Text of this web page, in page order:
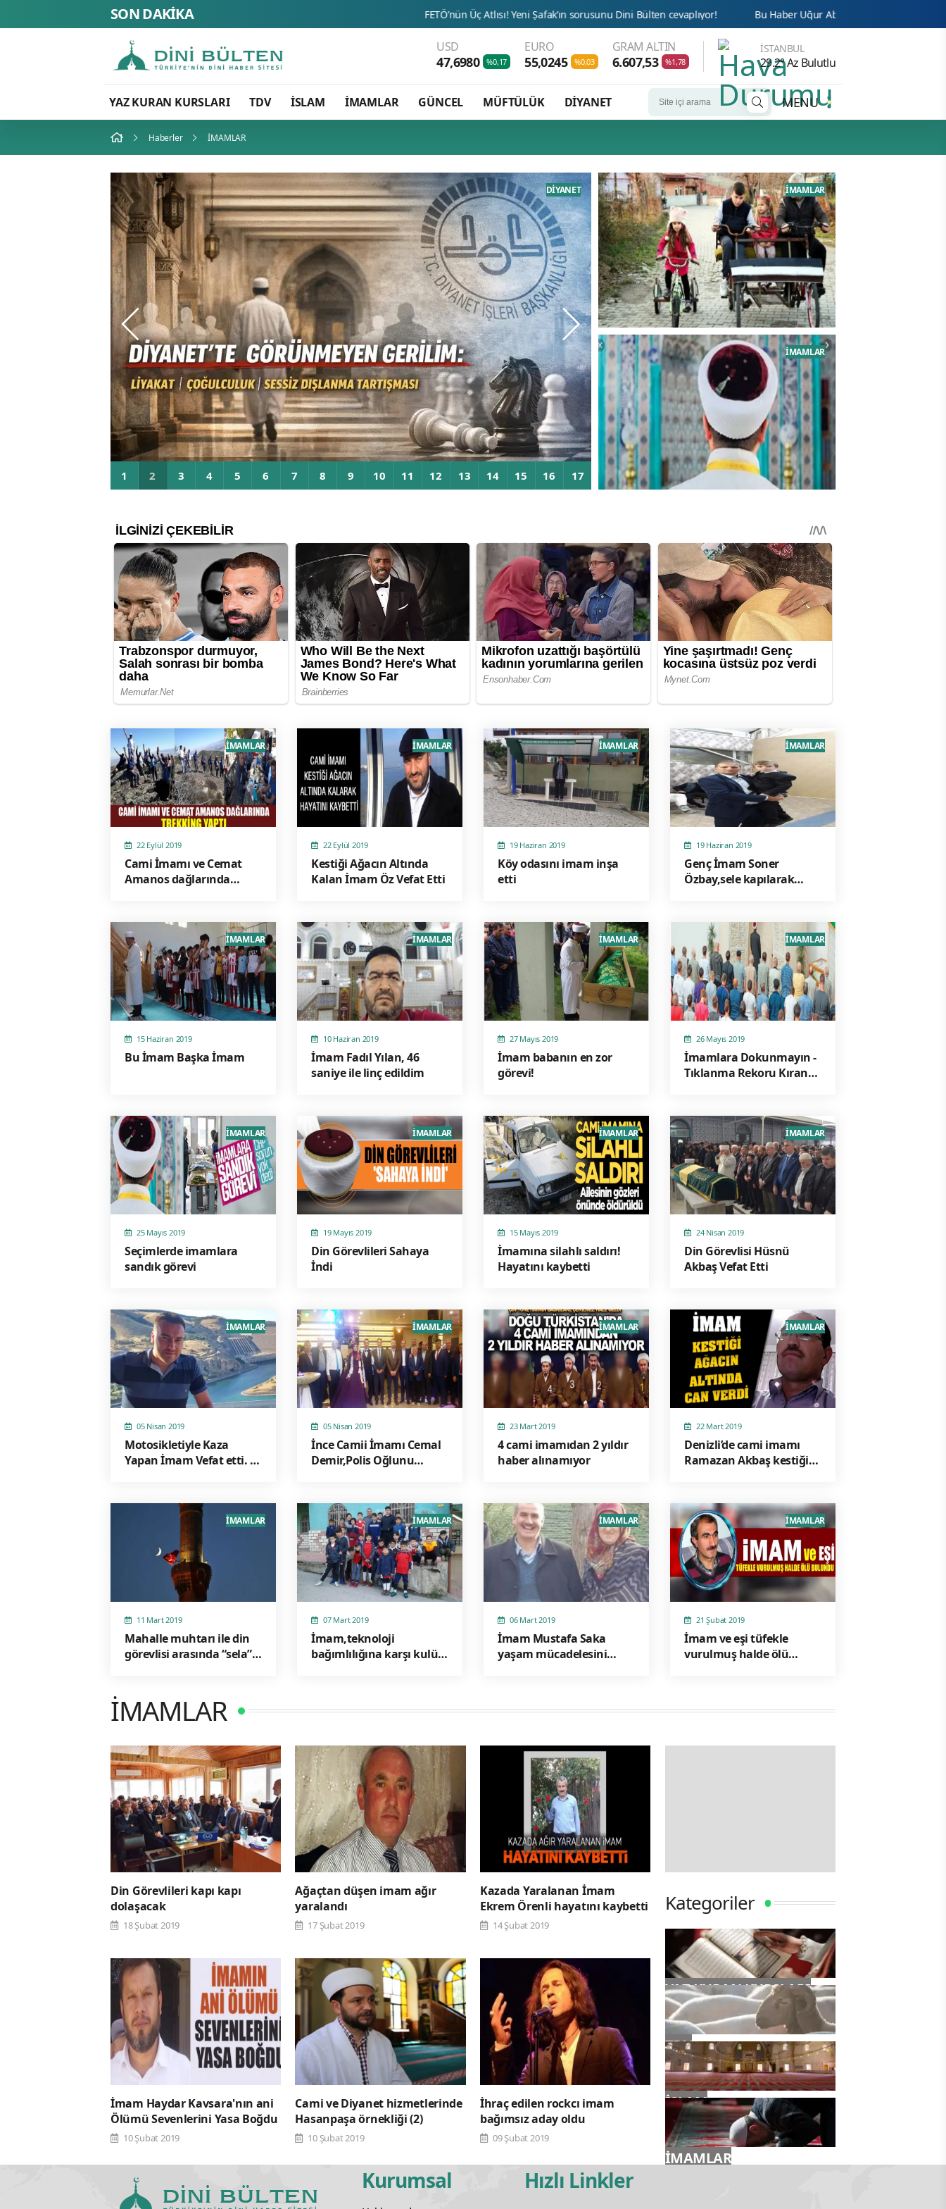
SON DAKİKA FETÖ’nün Üç Atlısı! Yeni Şafak’ın sorusunu Dini Bülten cevaplıyor! Bu Haber Uğur Abiyi Götürür!
USD
47,6980 %0,17
EURO
55,0245 %0,03
GRAM ALTIN
6.607,53 %1,78
İSTANBUL
29.2° Az Bulutlu
YAZ KURAN KURSLARI TDV İSLAM İMAMLAR GÜNCEL MÜFTÜLÜK DİYANET MENU
Haberler İMAMLAR
DİYANET
İmam camiye gelen çocuklar
için farklı bisikletler tasarlıyor
İMAMLAR
güveniyor
İMAMLAR
22 Eylül 2019
Cami İmamı ve Cemat
Amanos dağlarında
İMAMLAR
22 Eylül 2019
Kestiği Ağacın Altında
Kalan İmam Öz Vefat Etti
İMAMLAR
19 Haziran 2019
Köy odasını imam inşa
etti
İMAMLAR
19 Haziran 2019
Genç İmam Soner
Özbay,sele kapılarak
İMAMLAR
15 Haziran 2019
Bu İmam Başka İmam
İMAMLAR
10 Haziran 2019
İmam Fadıl Yılan, 46
saniye ile linç edildim
İMAMLAR
27 Mayıs 2019
İmam babanın en zor
görevi!
İMAMLAR
26 Mayıs 2019
İmamlara Dokunmayın -
Tıklanma Rekoru Kıran
İMAMLAR
25 Mayıs 2019
Seçimlerde imamlara
sandık görevi
İMAMLAR
19 Mayıs 2019
Din Görevlileri Sahaya
İndi
İMAMLAR
15 Mayıs 2019
İmamına silahlı saldırı!
Hayatını kaybetti
İMAMLAR
24 Nisan 2019
Din Görevlisi Hüsnü
Akbaş Vefat Etti
İMAMLAR
05 Nisan 2019
Motosikletiyle Kaza
Yapan İmam Vefat etti. 2
İMAMLAR
05 Nisan 2019
İnce Camii İmamı Cemal
Demir,Polis Oğlunu
İMAMLAR
23 Mart 2019
4 cami imamıdan 2 yıldır
haber alınamıyor
İMAMLAR
22 Mart 2019
Denizli’de cami imamı
Ramazan Akbaş kestiği
İMAMLAR
11 Mart 2019
Mahalle muhtarı ile din
görevlisi arasında “sela”
İMAMLAR
07 Mart 2019
İmam,teknoloji
bağımlılığına karşı kulüp
İMAMLAR
06 Mart 2019
İmam Mustafa Saka
yaşam mücadelesini
İMAMLAR
21 Şubat 2019
İmam ve eşi tüfekle
vurulmuş halde ölü
İMAMLAR
İMAMLAR
Din Görevlileri kapı kapı
dolaşacak
18 Şubat 2019
Ağaçtan düşen imam ağır
yaralandı
17 Şubat 2019
Kazada Yaralanan İmam
Ekrem Örenli hayatını kaybetti
14 Şubat 2019
İmam Haydar Kavsara'nın ani
Ölümü Sevenlerini Yasa Boğdu
10 Şubat 2019
Cami ve Diyanet hizmetlerinde
Hasanpaşa örnekliği (2)
10 Şubat 2019
İhraç edilen rockcı imam
bağımsız aday oldu
09 Şubat 2019
Kategoriler
YAZ KURAN KURSLARI
TDV
İSLAM
İMAMLAR
Kurumsal Hızlı Linkler